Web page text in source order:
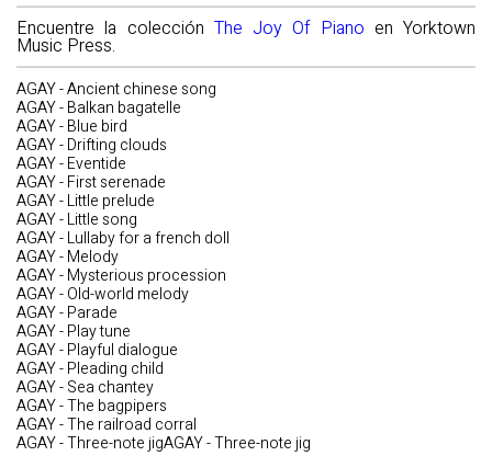
Encuentre la colección The Joy Of Piano en Yorktown
Music Press.
AGAY - Ancient chinese song
AGAY - Balkan bagatelle
AGAY - Blue bird
AGAY - Drifting clouds
AGAY - Eventide
AGAY - First serenade
AGAY - Little prelude
AGAY - Little song
AGAY - Lullaby for a french doll
AGAY - Melody
AGAY - Mysterious procession
AGAY - Old-world melody
AGAY - Parade
AGAY - Play tune
AGAY - Playful dialogue
AGAY - Pleading child
AGAY - Sea chantey
AGAY - The bagpipers
AGAY - The railroad corral
AGAY - Three-note jigAGAY - Three-note jig